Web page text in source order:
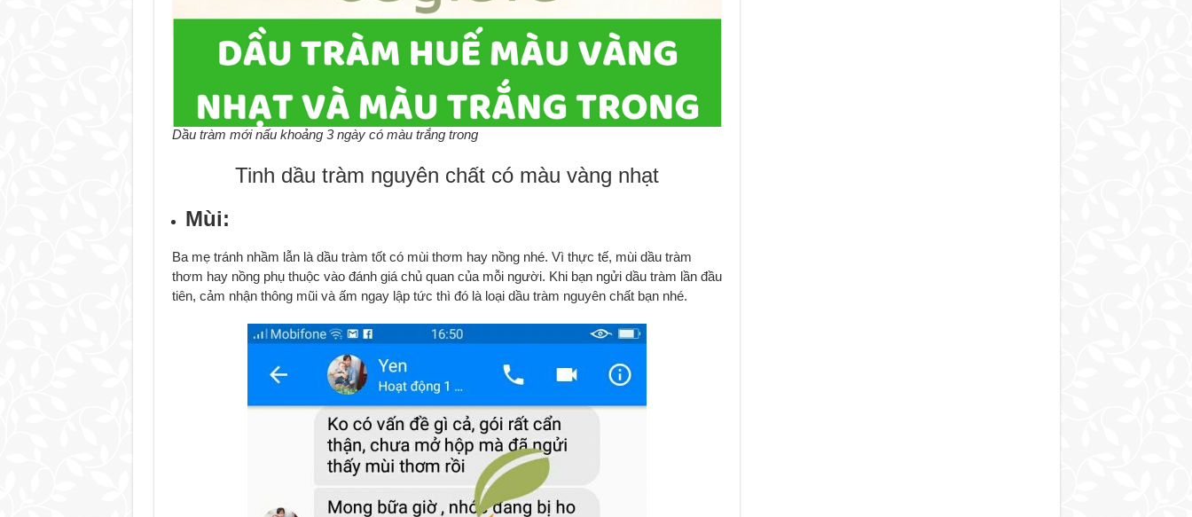
Dầu tràm mới nấu khoảng 3 ngày có màu trắng trong
Tinh dầu tràm nguyên chất có màu vàng nhạt
Mùi:
Ba mẹ tránh nhầm lẫn là dầu tràm tốt có mùi thơm hay nồng nhé. Vì thực tế, mùi dầu tràm
thơm hay nồng phụ thuộc vào đánh giá chủ quan của mỗi người. Khi bạn ngửi dầu tràm lần đầu
tiên, cảm nhận thông mũi và ấm ngay lập tức thì đó là loại dầu tràm nguyên chất bạn nhé.